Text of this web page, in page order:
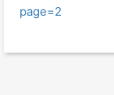
page=2